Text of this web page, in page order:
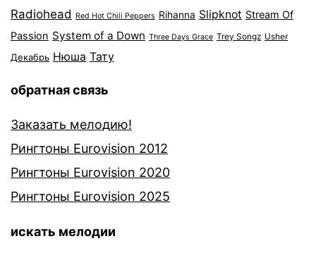
Radiohead Red Hot Chili Peppers Rihanna Slipknot Stream Of
Passion System of a Down Three Days Grace Trey Songz Usher
Декабрь Нюша Тату
обратная связь
Заказать мелодию!
Рингтоны Eurovision 2012
Рингтоны Eurovision 2020
Рингтоны Eurovision 2025
искать мелодии